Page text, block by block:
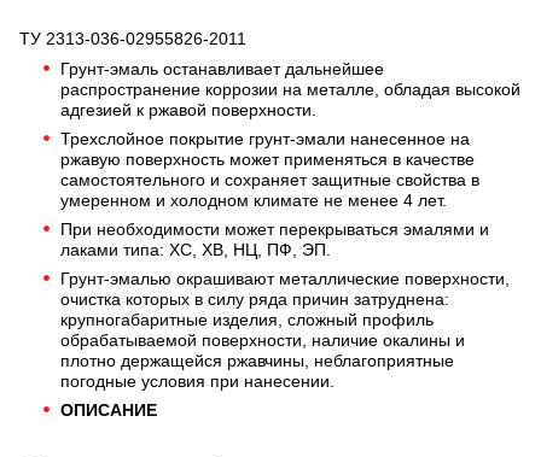
ТУ 2313-036-02955826-2011
Грунт-эмаль останавливает дальнейшее
распространение коррозии на металле, обладая высокой
адгезией к ржавой поверхности.
Трехслойное покрытие грунт-эмали нанесенное на
ржавую поверхность может применяться в качестве
самостоятельного и сохраняет защитные свойства в
умеренном и холодном климате не менее 4 лет.
При необходимости может перекрываться эмалями и
лаками типа: ХС, ХВ, НЦ, ПФ, ЭП.
Грунт-эмалью окрашивают металлические поверхности,
очистка которых в силу ряда причин затруднена:
крупногабаритные изделия, сложный профиль
обрабатываемой поверхности, наличие окалины и
плотно держащейся ржавчины, неблагоприятные
погодные условия при нанесении.
ОПИСАНИЕ